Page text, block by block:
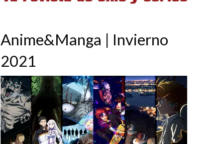
Anime&Manga | Invierno
2021